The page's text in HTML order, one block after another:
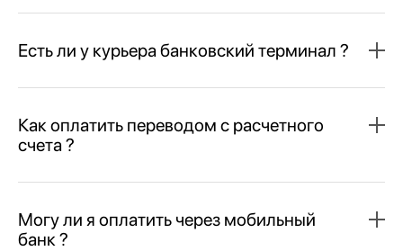
Есть ли у курьера банковский терминал ?
Как оплатить переводом с расчетного
счета ?
Могу ли я оплатить через мобильный
банк ?